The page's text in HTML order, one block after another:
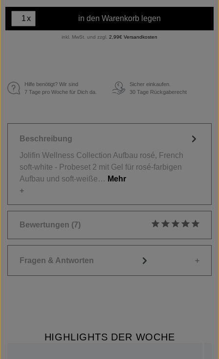
x in den Warenkorb legen
inkl. MwSt. und zzgl. 2,99€ Versandkosten
Hilfe benötigt? Wir sind
7 Tage pro Woche für Dich da.
€
Sicher einkaufen.
30 Tage Rückgaberecht
Beschreibung
Jolifin Wellness Collection Aufbau rosé, French
soft-white - Probeset 2 mit Gel für rosé-farbigen
Aufbau und soft-weiße… Mehr
Bewertungen (7)
Fragen & Antworten
HIGHLIGHTS DER WOCHE